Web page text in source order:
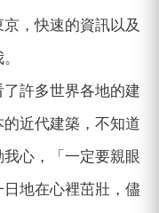
，快速的資訊以及
許多世界各地的建
近代建築，不知道
心，「一定要親眼
地在心裡茁壯，儘